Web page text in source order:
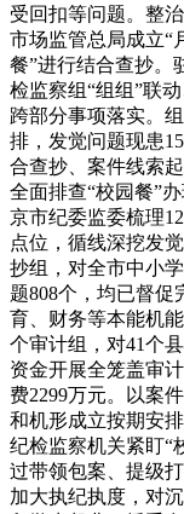
受回扣等问题。整
市场监管总局成立“
餐”进行结合查抄。
检监察组“组组”联
跨部分事项落实。
排，发觉问题现患
合查抄、案件线索
全面排查“校园餐”
京市纪委监委梳理
点位，循线深挖发
抄组，对全市中小
题808个，均已督促
育、财务等本能机
个审计组，对41个
资金开展全笼盖审
费2299万元。以案
和机形成立按期安
纪检监察机关紧盯“
过带领包案、提级
加大执纪执度，对